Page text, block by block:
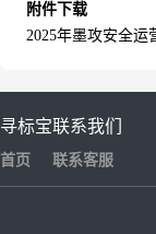
附件下载
2025年墨攻安全
寻标宝
首页
联系我们
联系客服